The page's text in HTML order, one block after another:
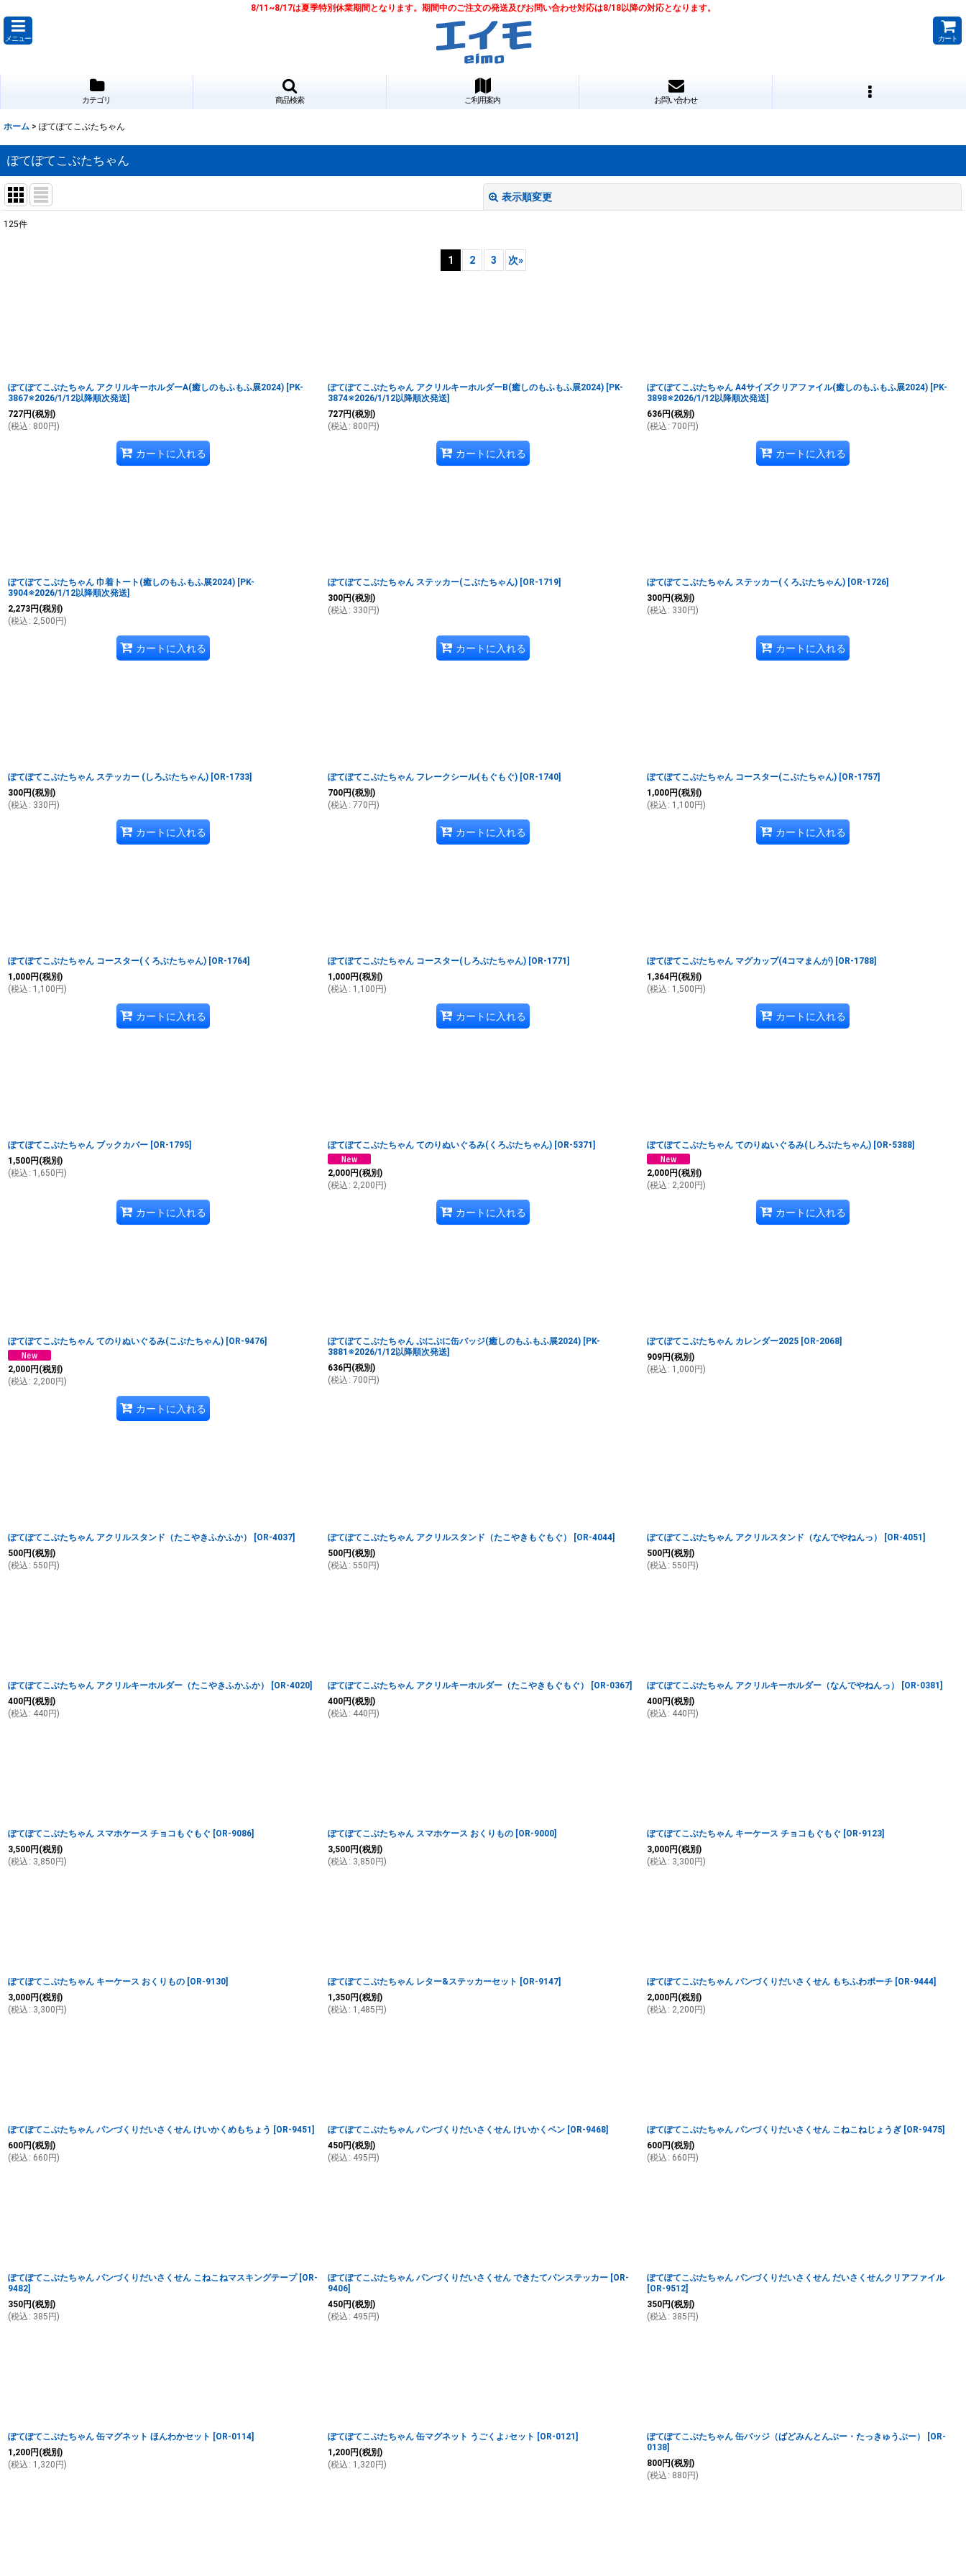
8/11~8/17は夏季特別休業期間となります。期間中のご注文の発送及びお問い合わせ対応は8/18以降の対応となります。
メニュー カート
カテゴリ 商品検索 ご利用案内 お問い合わせ
ホーム > ぽてぽてこぶたちゃん
ぽてぽてこぶたちゃん
表示順変更
125件
1 2 3 次»
ぽてぽてこぶたちゃん アクリルキーホルダーA(癒しのもふもふ展2024) [PK-
3867※2026/1/12以降順次発送]
727円 (税別)
(税込 : 800 円)
カートに入れる
ぽてぽてこぶたちゃん アクリルキーホルダーB(癒しのもふもふ展2024) [PK-
3874※2026/1/12以降順次発送]
727円 (税別)
(税込 : 800 円)
カートに入れる
ぽてぽてこぶたちゃん A4サイズクリアファイル(癒しのもふもふ展2024) [PK-
3898※2026/1/12以降順次発送]
636円 (税別)
(税込 : 700 円)
カートに入れる
ぽてぽてこぶたちゃん 巾着トート(癒しのもふもふ展2024) [PK-
3904※2026/1/12以降順次発送]
2,273円 (税別)
(税込 : 2,500 円)
カートに入れる
ぽてぽてこぶたちゃん ステッカー(こぶたちゃん) [OR-1719]
300円 (税別)
(税込 : 330 円)
カートに入れる
ぽてぽてこぶたちゃん ステッカー(くろぶたちゃん) [OR-1726]
300円 (税別)
(税込 : 330 円)
カートに入れる
ぽてぽてこぶたちゃん ステッカー (しろぶたちゃん) [OR-1733]
300円 (税別)
(税込 : 330 円)
カートに入れる
ぽてぽてこぶたちゃん フレークシール(もぐもぐ) [OR-1740]
700円 (税別)
(税込 : 770 円)
カートに入れる
ぽてぽてこぶたちゃん コースター(こぶたちゃん) [OR-1757]
1,000円 (税別)
(税込 : 1,100 円)
カートに入れる
ぽてぽてこぶたちゃん コースター(くろぶたちゃん) [OR-1764]
1,000円 (税別)
(税込 : 1,100 円)
カートに入れる
ぽてぽてこぶたちゃん コースター(しろぶたちゃん) [OR-1771 ]
1,000円 (税別)
(税込 : 1,100 円)
カートに入れる
ぽてぽてこぶたちゃん マグカップ(4コマまんが) [OR-1788]
1,364円 (税別)
(税込 : 1,500 円)
カートに入れる
ぽてぽてこぶたちゃん ブックカバー [OR-1795]
1,500円 (税別)
(税込 : 1,650 円)
カートに入れる
ぽてぽてこぶたちゃん てのりぬいぐるみ(くろぶたちゃん) [OR-5371 ]
2,000円 (税別)
(税込 : 2,200 円)
カートに入れる
ぽてぽてこぶたちゃん てのりぬいぐるみ(しろぶたちゃん) [OR-5388]
2,000円 (税別)
(税込 : 2,200 円)
カートに入れる
ぽてぽてこぶたちゃん てのりぬいぐるみ(こぶたちゃん) [OR-9476]
2,000円 (税別)
(税込 : 2,200 円)
カートに入れる
ぽてぽてこぶたちゃん ぷにぷに缶バッジ(癒しのもふもふ展2024) [PK-
3881※2026/1/12以降順次発送]
636円 (税別)
(税込 : 700 円)
ぽてぽてこぶたちゃん カレンダー2025 [OR-2068]
909円 (税別)
(税込 : 1,000 円)
ぽてぽてこぶたちゃん アクリルスタンド（たこやきふかふか） [OR-4037]
500円 (税別)
(税込 : 550 円)
ぽてぽてこぶたちゃん アクリルスタンド（たこやきもぐもぐ） [OR-4044]
500円 (税別)
(税込 : 550 円)
ぽてぽてこぶたちゃん アクリルスタンド（なんでやねんっ） [OR-4051]
500円 (税別)
(税込 : 550 円)
ぽてぽてこぶたちゃん アクリルキーホルダー（たこやきふかふか） [OR-4020]
400円 (税別)
(税込 : 440 円)
ぽてぽてこぶたちゃん アクリルキーホルダー（たこやきもぐもぐ） [OR-0367]
400円 (税別)
(税込 : 440 円)
ぽてぽてこぶたちゃん アクリルキーホルダー（なんでやねんっ） [OR-0381]
400円 (税別)
(税込 : 440 円)
ぽてぽてこぶたちゃん スマホケース チョコもぐもぐ [OR-9086]
3,500円 (税別)
(税込 : 3,850 円)
ぽてぽてこぶたちゃん スマホケース おくりもの [OR-9000]
3,500円 (税別)
(税込 : 3,850 円)
ぽてぽてこぶたちゃん キーケース チョコもぐもぐ [OR-9123]
3,000円 (税別)
(税込 : 3,300 円)
ぽてぽてこぶたちゃん キーケース おくりもの [OR-9130]
3,000円 (税別)
(税込 : 3,300 円)
ぽてぽてこぶたちゃん レター&ステッカーセット [OR-9147]
1,350円 (税別)
(税込 : 1,485 円)
ぽてぽてこぶたちゃん パンづくりだいさくせん もちふわポーチ [OR-9444]
2,000円 (税別)
(税込 : 2,200 円)
ぽてぽてこぶたちゃん パンづくりだいさくせん けいかくめもちょう [OR-9451 ]
600円 (税別)
(税込 : 660 円)
ぽてぽてこぶたちゃん パンづくりだいさくせん けいかくペン [OR-9468]
450円 (税別)
(税込 : 495 円)
ぽてぽてこぶたちゃん パンづくりだいさくせん こねこねじょうぎ [OR-9475]
600円 (税別)
(税込 : 660 円)
ぽてぽてこぶたちゃん パンづくりだいさくせん こねこねマスキングテープ [OR-
9482]
350円 (税別)
(税込 : 385 円)
ぽてぽてこぶたちゃん パンづくりだいさくせん できたてパンステッカー [OR-
9406]
450円 (税別)
(税込 : 495 円)
ぽてぽてこぶたちゃん パンづくりだいさくせん だいさくせんクリアファイル
[OR-9512]
350円 (税別)
(税込 : 385 円)
ぽてぽてこぶたちゃん 缶マグネット ほんわかセット [OR-0114]
1,200円 (税別)
(税込 : 1,320 円)
ぽてぽてこぶたちゃん 缶マグネット うごくよ♪セット [OR-0121 ]
1,200円 (税別)
(税込 : 1,320 円)
ぽてぽてこぶたちゃん 缶バッジ（ばどみんとんぶー・たっきゅうぶー） [OR-
0138]
800円 (税別)
(税込 : 880 円)